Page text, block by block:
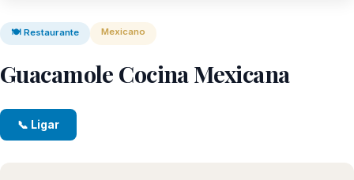
🍽️ Restaurante Mexicano
Guacamole Cocina Mexicana
📞 Ligar